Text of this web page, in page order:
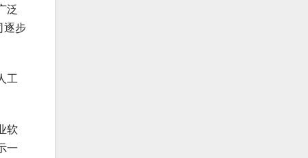
泛
逐步
工
软
一